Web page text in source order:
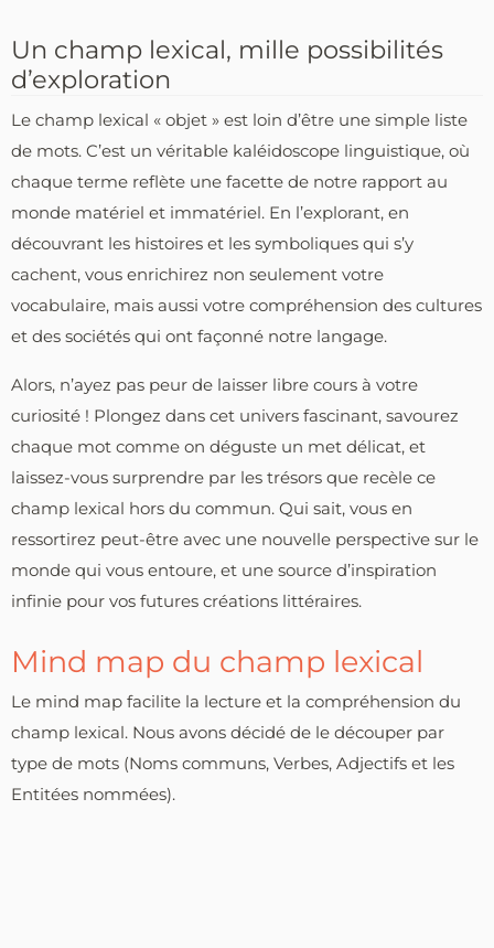
Un champ lexical, mille possibilités
d’exploration
Le champ lexical « objet » est loin d’être une simple liste
de mots. C’est un véritable kaléidoscope linguistique, où
chaque terme reflète une facette de notre rapport au
monde matériel et immatériel. En l’explorant, en
découvrant les histoires et les symboliques qui s’y
cachent, vous enrichirez non seulement votre
vocabulaire, mais aussi votre compréhension des cultures
et des sociétés qui ont façonné notre langage.
Alors, n’ayez pas peur de laisser libre cours à votre
curiosité ! Plongez dans cet univers fascinant, savourez
chaque mot comme on déguste un met délicat, et
laissez-vous surprendre par les trésors que recèle ce
champ lexical hors du commun. Qui sait, vous en
ressortirez peut-être avec une nouvelle perspective sur le
monde qui vous entoure, et une source d’inspiration
infinie pour vos futures créations littéraires.
Mind map du champ lexical
Le mind map facilite la lecture et la compréhension du
champ lexical. Nous avons décidé de le découper par
type de mots (Noms communs, Verbes, Adjectifs et les
Entitées nommées).